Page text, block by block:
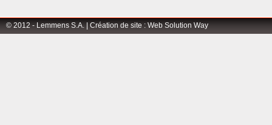
© 2012 - Lemmens S.A. | Création de site : Web Solution Way